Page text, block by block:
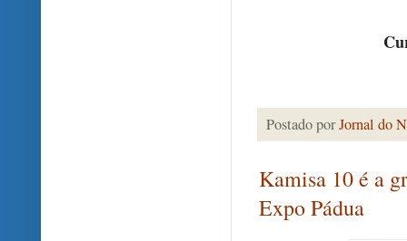
Postado porJornal do
Kamisa 10 é a
Expo Pádua